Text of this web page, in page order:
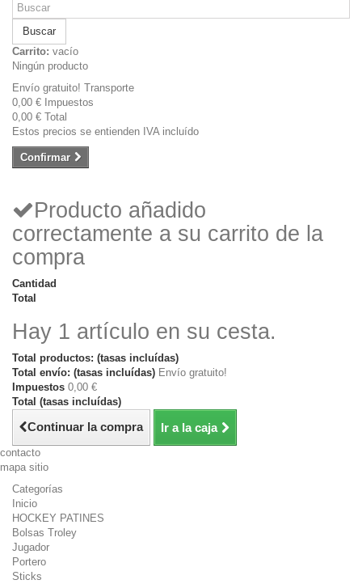
Buscar
Carrito: vacío
Ningún producto
Envío gratuito! Transporte
0,00 € Impuestos
0,00 € Total
Estos precios se entienden IVA incluído
Confirmar
Producto añadido
correctamente a su carrito de la
compra
Cantidad
Total
Hay 1 artículo en su cesta.
Total productos: (tasas incluídas)
Total envío: (tasas incluídas) Envío gratuito!
Impuestos 0,00 €
Total (tasas incluídas)
Continuar la compra Ir a la caja
contacto
mapa sitio
Categorías
Inicio
HOCKEY PATINES
Bolsas Troley
Jugador
Portero
Sticks